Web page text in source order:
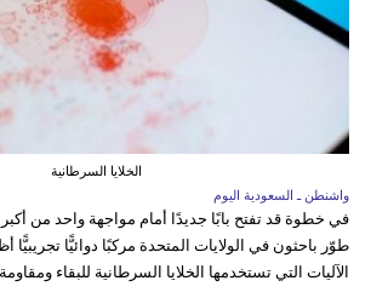
الخلايا السرطانية
واشنطن ـ السعودية اليوم
في خطوة قد تفتح بابًا جديدًا أمام مواجهة واحد من
طوّر باحثون في الولايات المتحدة مركبًا دوائيًّا
الآليات التي تستخدمها الخلايا السرطانية للبقاء